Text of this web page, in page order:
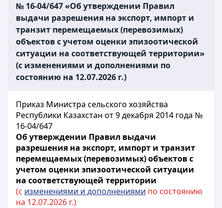
№ 16-04/647 «Об утверждении Правил
выдачи разрешения на экспорт, импорт и
транзит перемещаемых (перевозимых)
объектов с учетом оценки эпизоотической
ситуации на соответствующей территории»
(с изменениями и дополнениями по
состоянию на 12.07.2026 г.)
Приказ Министра сельского хозяйства
Республики Казахстан от 9 декабря 2014 года №
16-04/647
Об утверждении Правил выдачи
разрешения на экспорт, импорт и транзит
перемещаемых (перевозимых) объектов с
учетом оценки эпизоотической ситуации
на соответствующей территории
(с изменениями и дополнениями по состоянию
на 12.07.2026 г.)